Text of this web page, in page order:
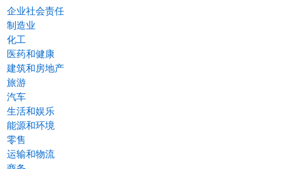
企业社会责任
制造业
化工
医药和健康
建筑和房地产
旅游
汽车
生活和娱乐
能源和环境
零售
运输和物流